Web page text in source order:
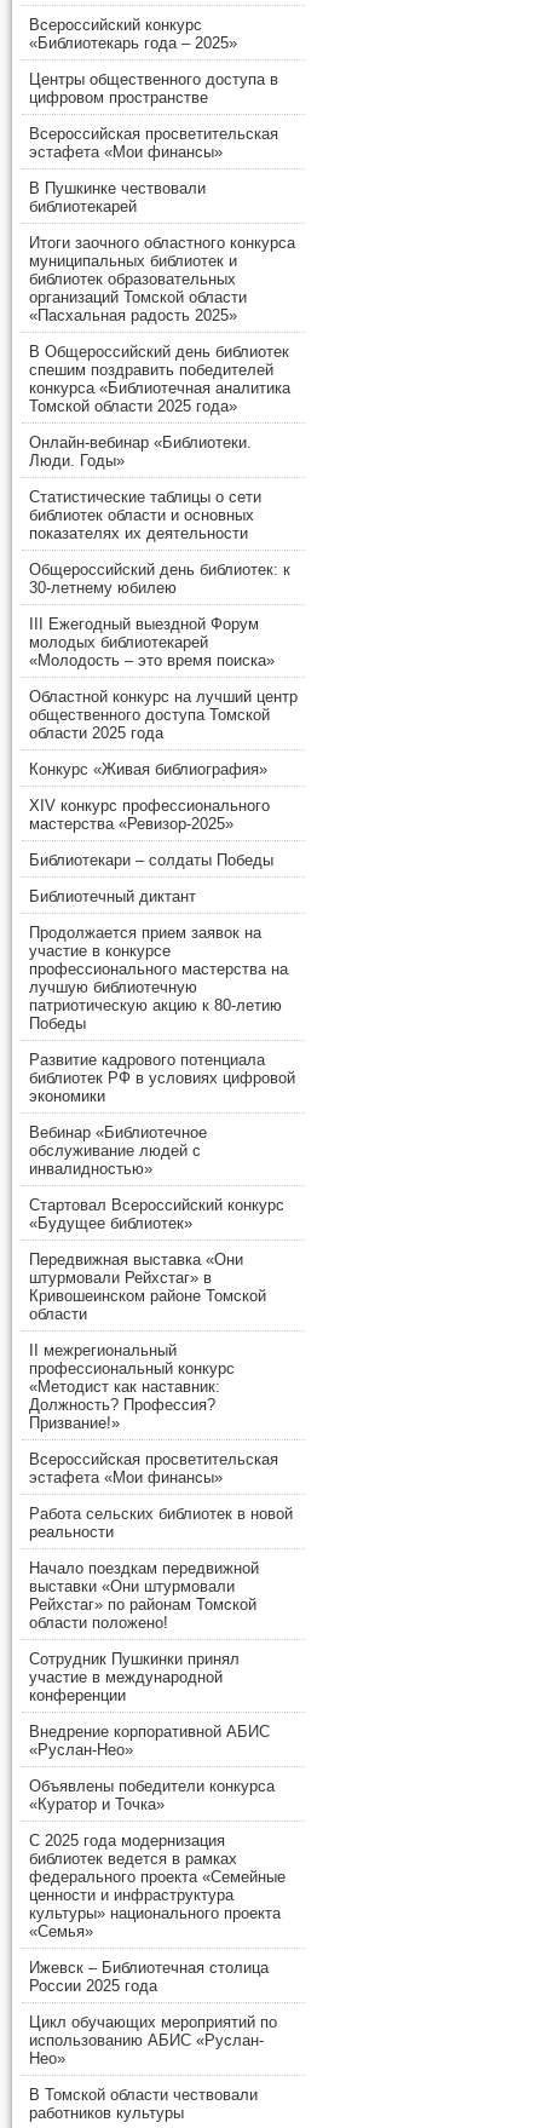
Всероссийский конкурс
«Библиотекарь года – 2025»
Центры общественного доступа в
цифровом пространстве
Всероссийская просветительская
эстафета «Мои финансы»
В Пушкинке чествовали
библиотекарей
Итоги заочного областного конкурса
муниципальных библиотек и
библиотек образовательных
организаций Томской области
«Пасхальная радость 2025»
В Общероссийский день библиотек
спешим поздравить победителей
конкурса «Библиотечная аналитика
Томской области 2025 года»
Онлайн-вебинар «Библиотеки.
Люди. Годы»
Статистические таблицы о сети
библиотек области и основных
показателях их деятельности
Общероссийский день библиотек: к
30-летнему юбилею
III Ежегодный выездной Форум
молодых библиотекарей
«Молодость – это время поиска»
Областной конкурс на лучший центр
общественного доступа Томской
области 2025 года
Конкурс «Живая библиография»
XIV конкурс профессионального
мастерства «Ревизор-2025»
Библиотекари – солдаты Победы
Библиотечный диктант
Продолжается прием заявок на
участие в конкурсе
профессионального мастерства на
лучшую библиотечную
патриотическую акцию к 80-летию
Победы
Развитие кадрового потенциала
библиотек РФ в условиях цифровой
экономики
Вебинар «Библиотечное
обслуживание людей с
инвалидностью»
Стартовал Всероссийский конкурс
«Будущее библиотек»
Передвижная выставка «Они
штурмовали Рейхстаг» в
Кривошеинском районе Томской
области
II межрегиональный
профессиональный конкурс
«Методист как наставник:
Должность? Профессия?
Призвание!»
Всероссийская просветительская
эстафета «Мои финансы»
Работа сельских библиотек в новой
реальности
Начало поездкам передвижной
выставки «Они штурмовали
Рейхстаг» по районам Томской
области положено!
Сотрудник Пушкинки принял
участие в международной
конференции
Внедрение корпоративной АБИС
«Руслан-Нео»
Объявлены победители конкурса
«Куратор и Точка»
С 2025 года модернизация
библиотек ведется в рамках
федерального проекта «Семейные
ценности и инфраструктура
культуры» национального проекта
«Семья»
Ижевск – Библиотечная столица
России 2025 года
Цикл обучающих мероприятий по
использованию АБИС «Руслан-
Нео»
В Томской области чествовали
работников культуры